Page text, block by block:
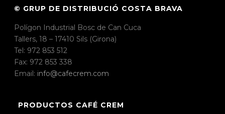
© GRUP DE DISTRIBUCIÓ COSTA BRAVA
Polígon Industrial Bosc de Can Cuca
Tallers, 18 – 17410 Sils (Girona)
Tel: 972 853 512
Fax: 972 853 338
Email: info@cafecrem.com
PRODUCTOS CAFÉ CREM